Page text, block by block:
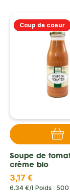
Coup de coeur
Soupe de
crème bio
3,17 €
6.34 €/l Poids : 500